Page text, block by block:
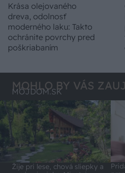
Krása olejovaného
dreva, odolnosť
moderného laku: Takto
ochránite povrchy pred
poškriabaním
MOHLO BY VÁS
MÔJDOM.SK
Žije pri lese, chová sliepky a